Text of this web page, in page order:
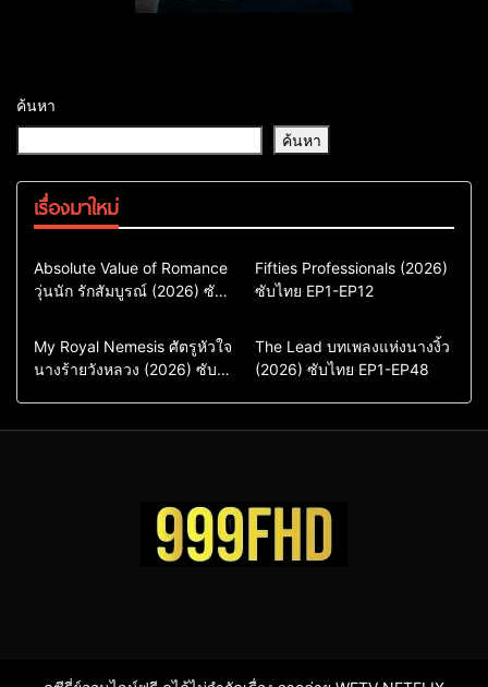
ค้นหา
ค้นหา
เรื่องมาใหม่
Comedy
Drama
ซีรี่ย์เกาหลี
ซีรี่ย์เกาหลีพากย์ไทย
Absolute Value of Romance
วุ่นนัก รักสัมบูรณ์ (2026) ซับ
Action & Adventure
Comedy
Drama
ซีรี่ย์เกาหลีซับไทย
Fifties Professionals (2026)
ซับไทย EP1-EP12
Comedy
Drama
Sci-Fi & Fantasy
My Royal Nemesis ศัตรูหัวใจ
นางร้ายวังหลวง (2026) ซับ
Drama
ซีรี่ย์จีน
ซีรี่ย์จีนซับไทย
The Lead บทเพลงแห่งนางงิ้ว
(2026) ซับไทย EP1-EP48